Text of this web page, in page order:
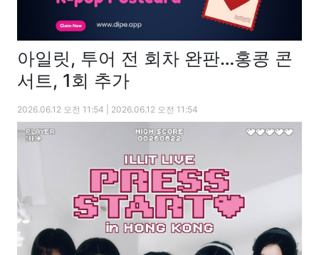
아일릿, 투어 전 회차 완판…홍콩 콘
서트, 1회 추가
2026.06.12 오전 11:54 | 2026.06.12 오전 11:54